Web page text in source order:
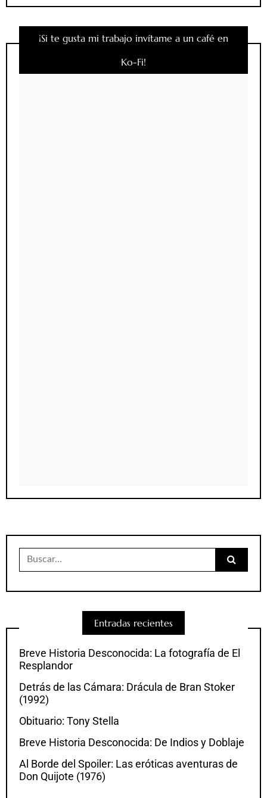
¡Si te gusta mi trabajo invítame a un café en
Ko-Fi!
Buscar:
Entradas recientes
Breve Historia Desconocida: La fotografía de El
Resplandor
Detrás de las Cámara: Drácula de Bran Stoker
(1992)
Obituario: Tony Stella
Breve Historia Desconocida: De Indios y Doblaje
Al Borde del Spoiler: Las eróticas aventuras de
Don Quijote (1976)